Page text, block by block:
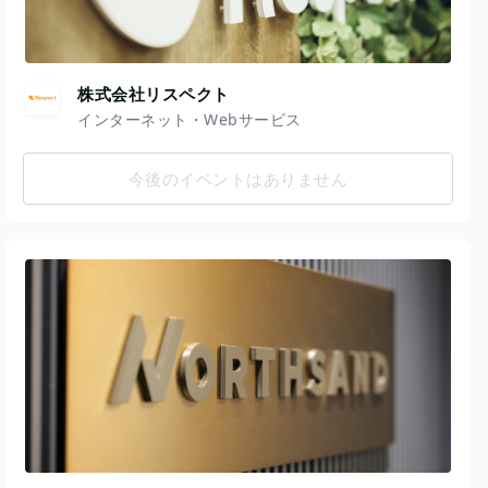
株式会社リスペクト
インターネット・Webサービス
今後のイベントはありません